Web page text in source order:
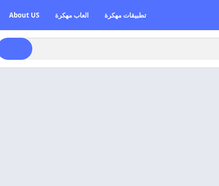
تطبيقات مهكرة العاب مهكرة About US